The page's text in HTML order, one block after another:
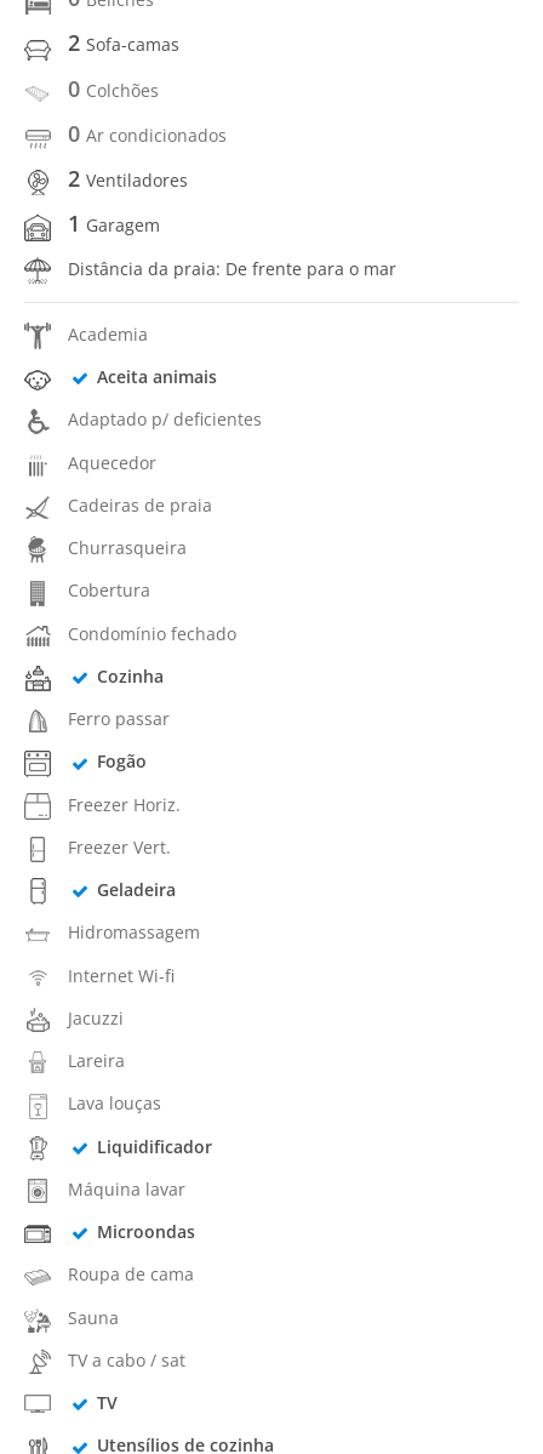
2 Sofa-camas
0 Colchões
0 Ar condicionados
2 Ventiladores
1 Garagem
Distância da praia: De frente para o mar
Academia
Aceita animais
Adaptado p/ deficientes
Aquecedor
Cadeiras de praia
Churrasqueira
Cobertura
Condomínio fechado
Cozinha
Ferro passar
Fogão
Freezer Horiz.
Freezer Vert.
Geladeira
Hidromassagem
Internet Wi-fi
Jacuzzi
Lareira
Lava louças
Liquidificador
Máquina lavar
Microondas
Roupa de cama
Sauna
TV a cabo / sat
TV
Utensílios de cozinha